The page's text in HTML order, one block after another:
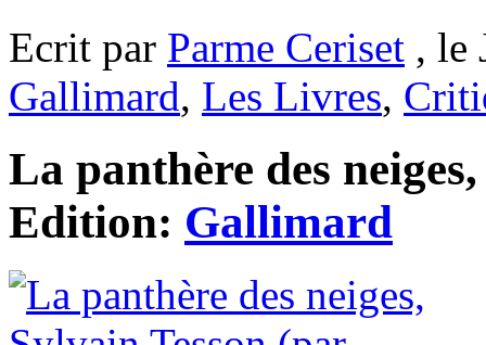
Ecrit par Parme Ceriset , le
Gallimard, Les Livres,
La panthère des
Edition: Gallimard